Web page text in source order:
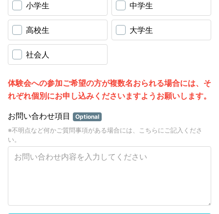
小学生 中学生
高校生 大学生
社会人
体験会への参加ご希望の方が複数名おられる場合には、そ
れぞれ個別にお申し込みくださいますようお願いします。
お問い合わせ項目 Optional
※不明点など何かご質問事項がある場合には、こちらにご記入くださ
い。